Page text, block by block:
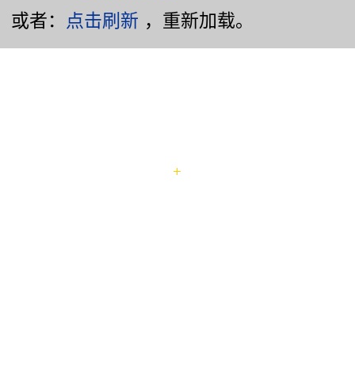
或者： 点击刷新 ，重新加载。